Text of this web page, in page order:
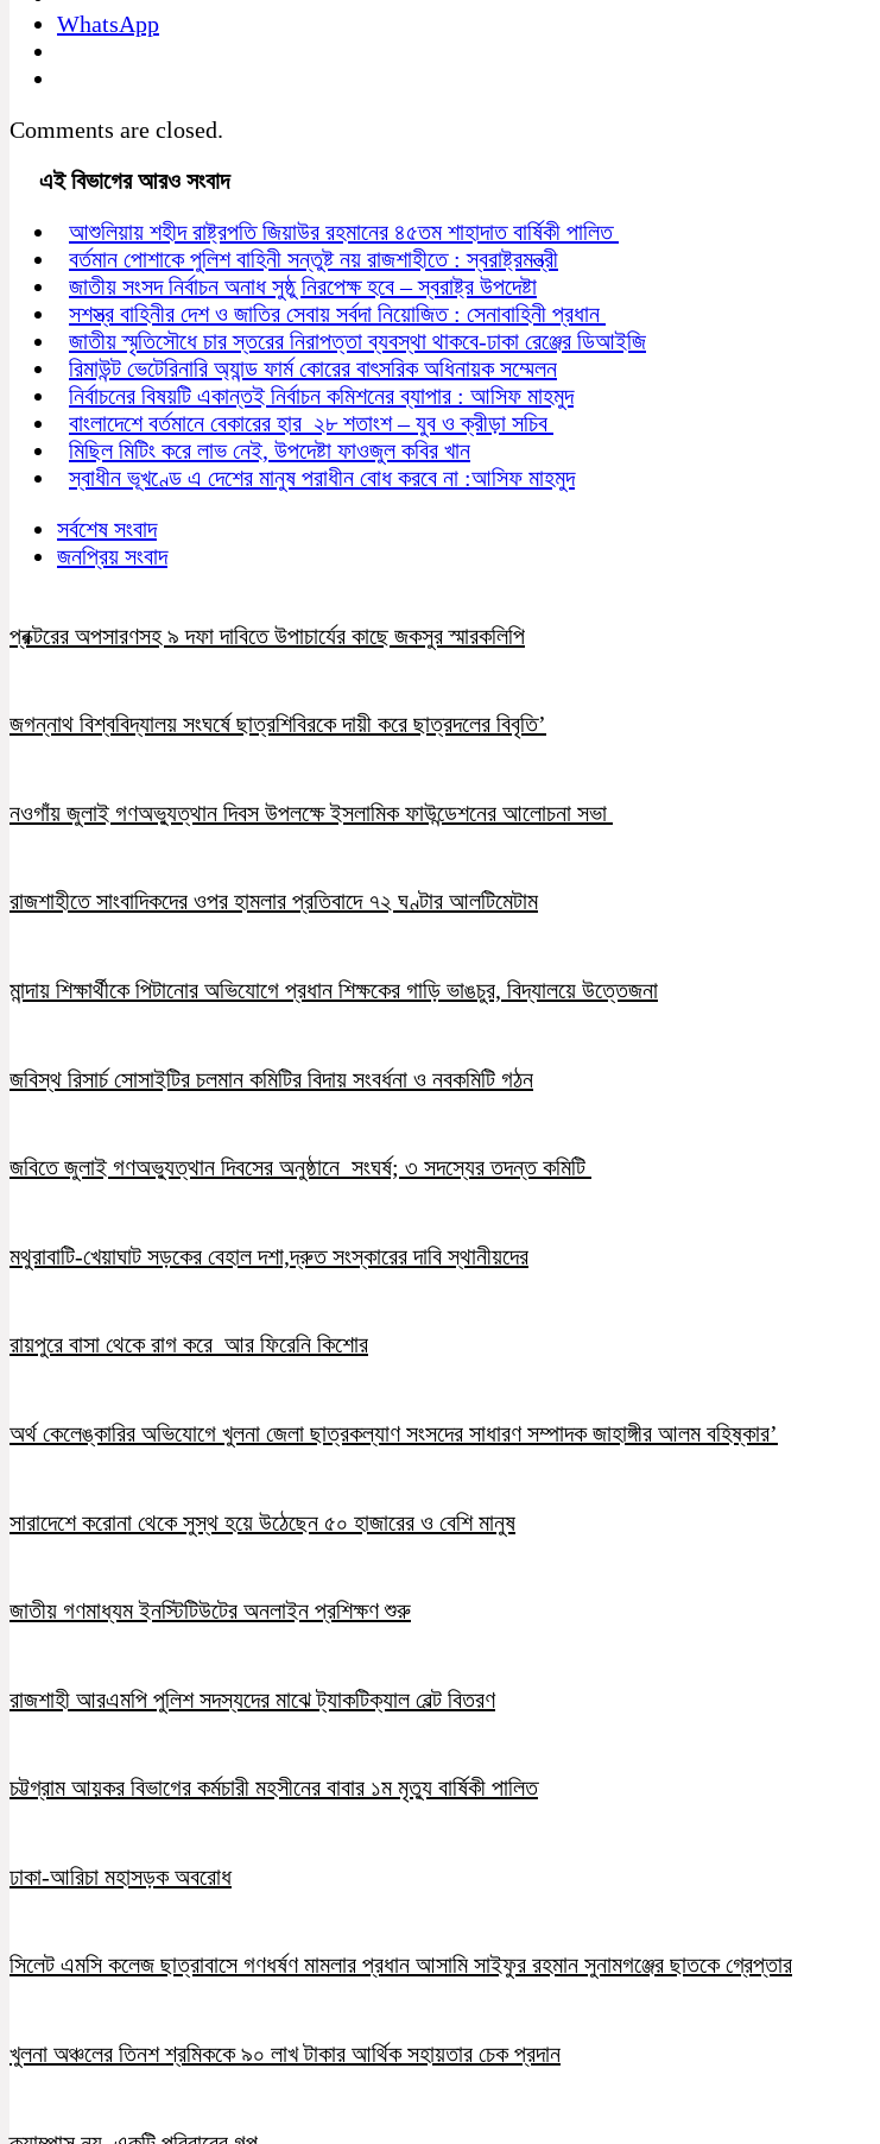
WhatsApp
Comments are closed.
এই বিভাগের আরও সংবাদ
আশুলিয়ায় শহীদ রাষ্ট্রপতি জিয়াউর রহমানের ৪৫তম শাহাদাত বার্ষিকী পালিত
বর্তমান পোশাকে পুলিশ বাহিনী সন্তুষ্ট নয় রাজশাহীতে : স্বরাষ্ট্রমন্ত্রী
জাতীয় সংসদ নির্বাচন অনাধ সুষ্ঠু নিরপেক্ষ হবে – স্বরাষ্ট্র উপদেষ্টা
সশস্ত্র বাহিনীর দেশ ও জাতির সেবায় সর্বদা নিয়োজিত : সেনাবাহিনী প্রধান
জাতীয় স্মৃতিসৌধে চার স্তরের নিরাপত্তা ব্যবস্থা থাকবে-ঢাকা রেঞ্জের ডিআইজি
রিমাউন্ট ভেটেরিনারি অ্যান্ড ফার্ম কোরের বাৎসরিক অধিনায়ক সম্মেলন
নির্বাচনের বিষয়টি একান্তই নির্বাচন কমিশনের ব্যাপার : আসিফ মাহমুদ
বাংলাদেশে বর্তমানে বেকারের হার ২৮ শতাংশ – যুব ও ক্রীড়া সচিব
মিছিল মিটিং করে লাভ নেই, উপদেষ্টা ফাওজুল কবির খান
স্বাধীন ভূখণ্ডে এ দেশের মানুষ পরাধীন বোধ করবে না :আসিফ মাহমুদ
সর্বশেষ সংবাদ
জনপ্রিয় সংবাদ
প্রক্টরের অপসারণসহ ৯ দফা দাবিতে উপাচার্যের কাছে জকসুর স্মারকলিপি
জগন্নাথ বিশ্ববিদ্যালয় সংঘর্ষে ছাত্রশিবিরকে দায়ী করে ছাত্রদলের বিবৃতি’
নওগাঁয় জুলাই গণঅভ্যুত্থান দিবস উপলক্ষে ইসলামিক ফাউন্ডেশনের আলোচনা সভা
রাজশাহীতে সাংবাদিকদের ওপর হামলার প্রতিবাদে ৭২ ঘণ্টার আলটিমেটাম
মান্দায় শিক্ষার্থীকে পিটানোর অভিযোগে প্রধান শিক্ষকের গাড়ি ভাঙচুর, বিদ্যালয়ে উত্তেজনা
জবিস্থ রিসার্চ সোসাইটির চলমান কমিটির বিদায় সংবর্ধনা ও নবকমিটি গঠন
জবিতে জুলাই গণঅভ্যুত্থান দিবসের অনুষ্ঠানে সংঘর্ষ; ৩ সদস্যের তদন্ত কমিটি
মথুরাবাটি-খেয়াঘাট সড়কের বেহাল দশা,দ্রুত সংস্কারের দাবি স্থানীয়দের
রায়পুরে বাসা থেকে রাগ করে আর ফিরেনি কিশোর
অর্থ কেলেঙ্কারির অভিযোগে খুলনা জেলা ছাত্রকল্যাণ সংসদের সাধারণ সম্পাদক জাহাঙ্গীর আলম বহিষ্কার’
সারাদেশে করোনা থেকে সুস্থ হয়ে উঠেছেন ৫০ হাজারের ও বেশি মানুষ
জাতীয় গণমাধ্যম ইনস্টিটিউটের অনলাইন প্রশিক্ষণ শুরু
রাজশাহী আরএমপি পুলিশ সদস্যদের মাঝে ট্যাকটিক্যাল বেল্ট বিতরণ
চট্টগ্রাম আয়কর বিভাগের কর্মচারী মহসীনের বাবার ১ম মৃত্যু বার্ষিকী পালিত
ঢাকা-আরিচা মহাসড়ক অবরোধ
সিলেট এমসি কলেজ ছাত্রাবাসে গণধর্ষণ মামলার প্রধান আসামি সাইফুর রহমান সুনামগঞ্জের ছাতকে গ্রেপ্তার
খুলনা অঞ্চলের তিনশ শ্রমিককে ৯০ লাখ টাকার আর্থিক সহায়তার চেক প্রদান